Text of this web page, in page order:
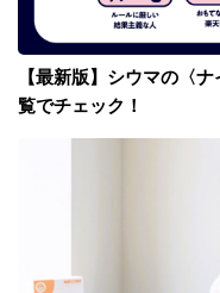
【最新版】シウマの〈
覧でチェック！